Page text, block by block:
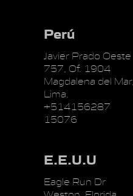
Perú
Javier Prado Oeste
757, Of. 1904
Magdalena del Mar,
Lima.
+514156287
15076
E.E.U.U
Eagle Run Dr